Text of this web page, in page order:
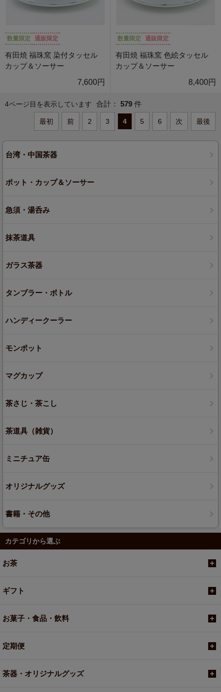
数量限定 通販限定
有田焼 福珠窯 染付タッセル
カップ＆ソーサー
7,600円
数量限定 通販限定
有田焼 福珠窯 色絵タッセル
カップ＆ソーサー
8,400円
4ページ目を表示しています 合計： 579 件
最初 前 2 3 4 5 6 次 最後
台湾・中国茶器
ポット・カップ＆ソーサー
急須・湯呑み
抹茶道具
ガラス茶器
タンブラー・ボトル
ハンディークーラー
モンポット
マグカップ
茶さじ・茶こし
茶道具（雑貨）
ミニチュア缶
オリジナルグッズ
書籍・その他
カテゴリから選ぶ
お茶
ギフト
お菓子・食品・飲料
定期便
茶器・オリジナルグッズ